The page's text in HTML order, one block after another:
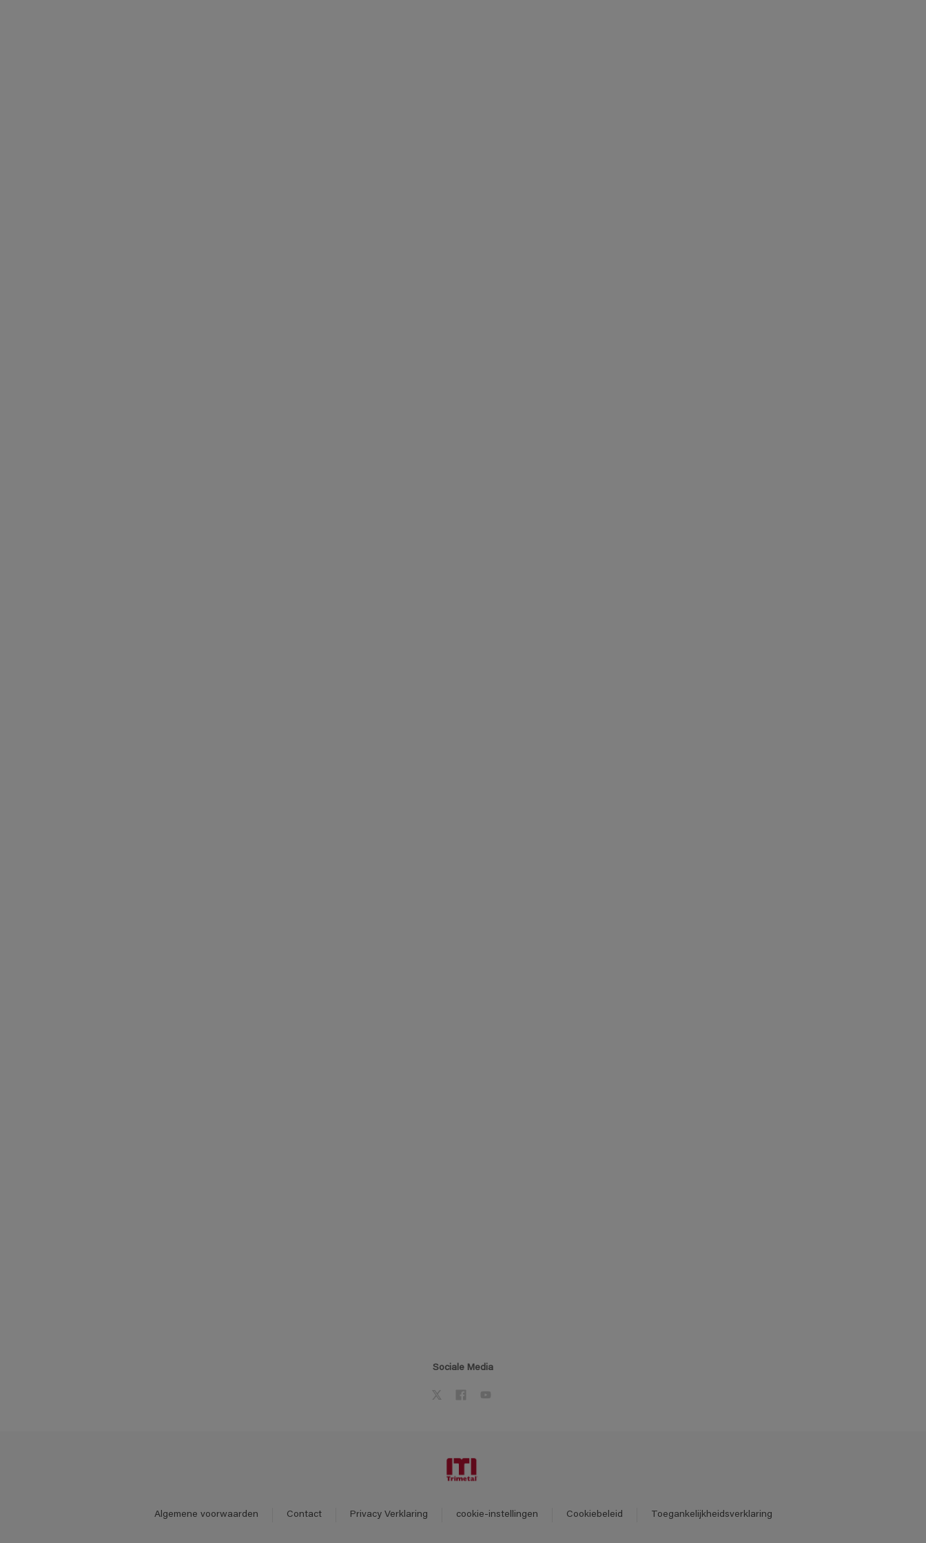
Sociale Media
Algemene voorwaarden Contact Privacy Verklaring cookie-instellingen Cookiebeleid Toegankelijkheidsverklaring